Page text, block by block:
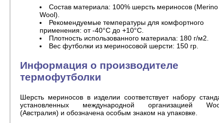
Состав материала: 100% шерсть мериносов (Merino
Wool).
Рекомендуемые температуры для комфортного
применения: от -40°С до +10°С.
Плотность использованного материала: 180 г/м2.
Вес футболки из мериносовой шерсти: 150 гр.
Информация о производителе
термофутболки
Шерсть мериносов в изделии соответствует набору
установленных международной организацией
(Австралия) и обозначена особым знаком на упаковке.